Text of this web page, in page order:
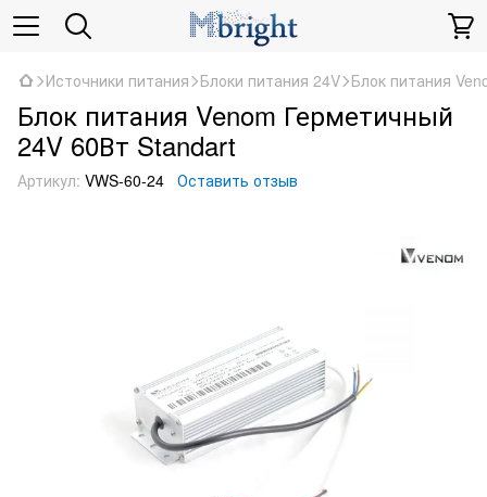
Источники питания Блоки питания 24V Блок питания
Блок питания Venom Герметичный
24V 60Вт Standart
Артикул: VWS-60-24 Оставить отзыв